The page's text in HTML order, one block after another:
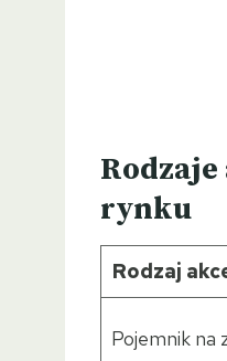
rynku
Rodzaj
Pojemnik na